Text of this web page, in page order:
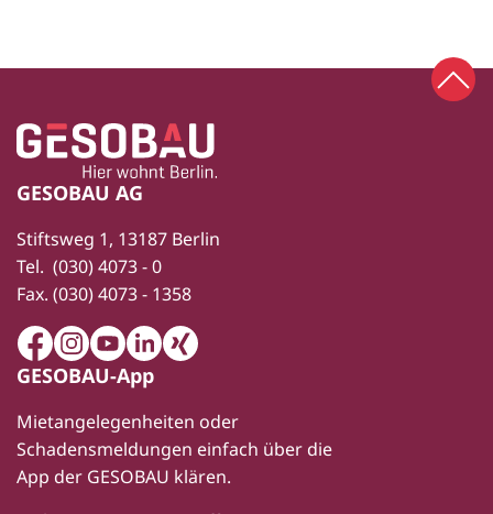
Fußbereich
Zur Startseite
GESOBAU AG
Stiftsweg 1, 13187 Berlin
Tel. (030) 4073 - 0
Fax. (030) 4073 - 1358
FacebookInstagram
YoutubeLinkedIn
Xing
GESOBAU-App
Mietangelegenheiten oder
Schadensmeldungen einfach über die
App der GESOBAU klären.